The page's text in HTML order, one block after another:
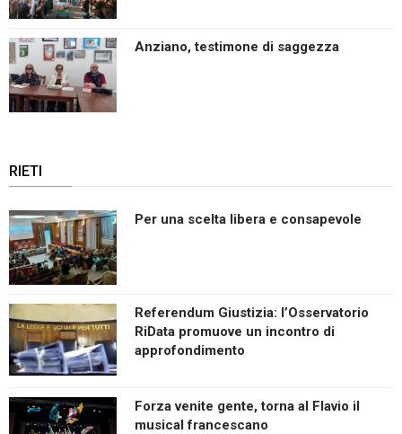
Anziano, testimone di saggezza
RIETI
Per una scelta libera e consapevole
Referendum Giustizia: l’Osservatorio
RiData promuove un incontro di
approfondimento
Forza venite gente, torna al Flavio il
musical francescano